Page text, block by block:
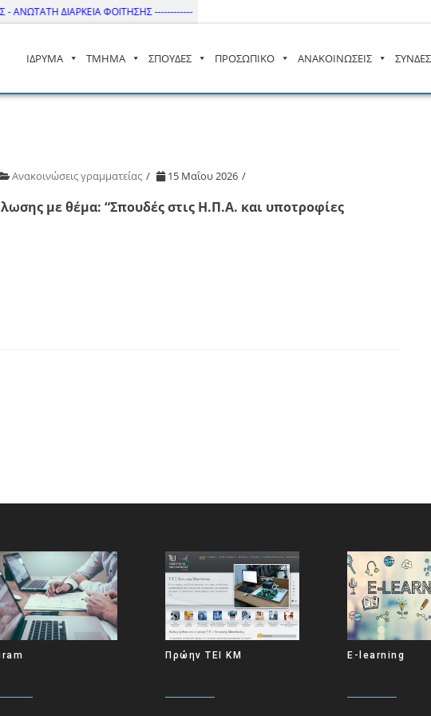
ΑΝΩΤΑΤΗ ΔΙΑΡΚΕΙΑ ΦΟΙΤΗΣΗΣ ------------
– ΔΙ.ΠΑ.Ε
ΙΔΡΥΜΑ ΤΜΗΜΑ ΣΠΟΥΔΕΣ ΠΡΟΣΩΠΙΚΟ ΑΝΑΚΟΙΝΩΣΕΙΣ
Ανακοινώσεις γραμματείας 15 Μαΐου 2026
με θέμα: “Σπουδές στις Η.Π.Α. και υποτροφίες
Πρώην ΤΕΙ ΚΜ E-learning